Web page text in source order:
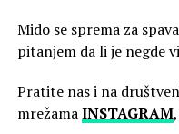
Mido se sprema za
pitanjem da li je negde
Pratite nas i na
mrežamaINSTAGRAM